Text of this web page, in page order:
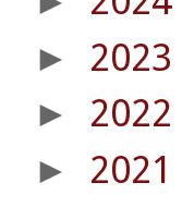
► 2023
► 2022
► 2021